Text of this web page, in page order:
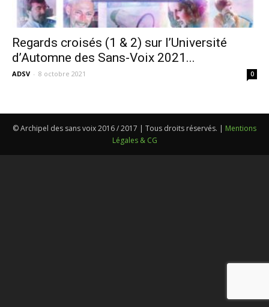
voix
Regards croisés (1 & 2) sur l’Université
d’Automne des Sans-Voix 2021...
ADSV - 8 octobre 2021 0
© Archipel des sans voix 2016 / 2017 | Tous droits réservés. | Mentions
Légales & CG